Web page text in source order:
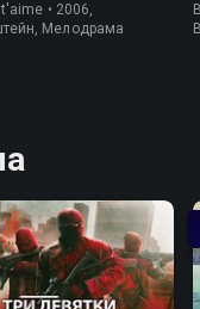
• 2006,
Мелодрама